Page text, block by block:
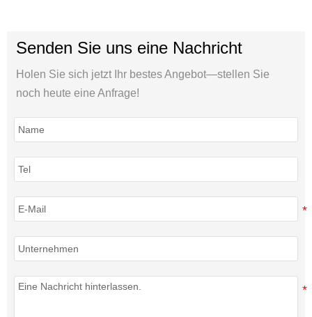
Senden Sie uns eine Nachricht
Holen Sie sich jetzt Ihr bestes Angebot—stellen Sie
noch heute eine Anfrage!